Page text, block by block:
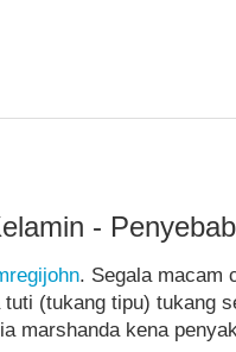
-
. Segala macam
(tukang tipu) tukang
marshanda kena